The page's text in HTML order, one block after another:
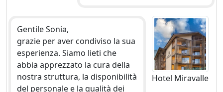
Gentile Sonia,
grazie per aver condiviso la sua
esperienza. Siamo lieti che
abbia apprezzato la cura della
nostra struttura, la disponibilità
del personale e la qualità dei
Hotel Miravalle